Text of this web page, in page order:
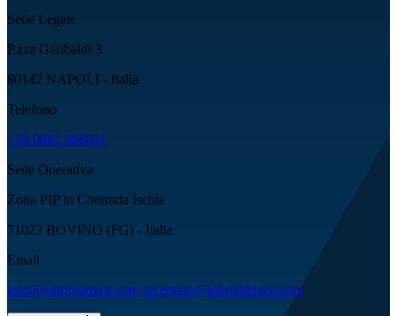
Sede Legale
P.zza Garibaldi 3
80142 NAPOLI - Italia
Telefono
+39 0881 966611
Sede Operativa
Zona PIP in Contrada Ischia
71023 BOVINO (FG) - Italia
Email
info@lubrichimica.com reception@lubrichimica.com